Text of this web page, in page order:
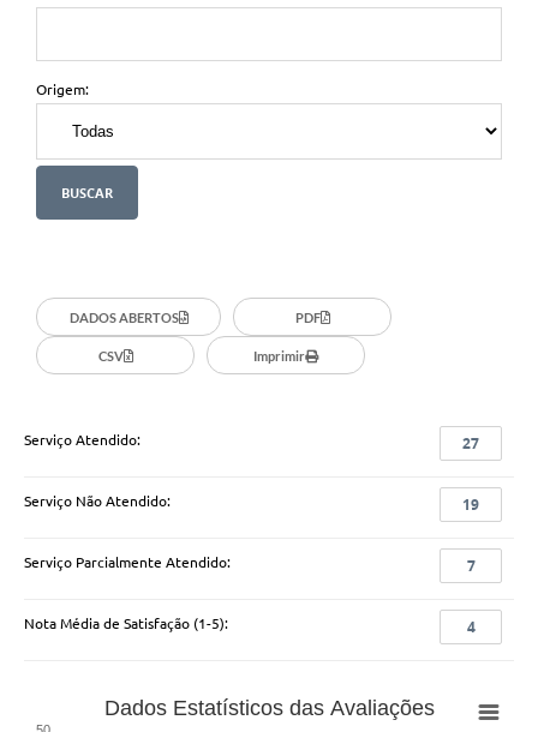
Espaço Empreendedor
Contato
Publicações do Departamento de Educação
Fundo Municipal dos Direitos da Criança e do Adolescente
Turismo
Ouvidoria
Origem:
DADOS ABERTOS PDF
CSV Imprimir
Serviço Atendido: 27
Serviço Não Atendido: 19
Serviço Parcialmente Atendido: 7
Nota Média de Satisfação (1-5): 4
Dados Estatísticos das Avaliações
50